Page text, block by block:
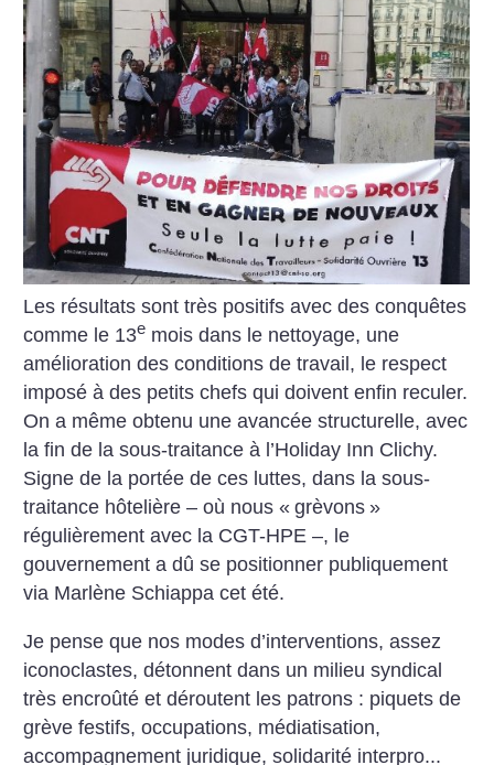
Les résultats sont très positifs avec des conquêtes
comme le 13e mois dans le nettoyage, une
amélioration des conditions de travail, le respect
imposé à des petits chefs qui doivent enfin reculer.
On a même obtenu une avancée structurelle, avec
la fin de la sous-traitance à l’Holiday Inn Clichy.
Signe de la portée de ces luttes, dans la sous-
traitance hôtelière – où nous « grèvons »
régulièrement avec la CGT-HPE –, le
gouvernement a dû se positionner publiquement
via Marlène Schiappa cet été.
Je pense que nos modes d’interventions, assez
iconoclastes, détonnent dans un milieu syn­dical
très encroûté et déroutent les patrons : piquets de
grève ­festifs, occupations, médiatisation,
accompagnement juridique, solidarité interpro...